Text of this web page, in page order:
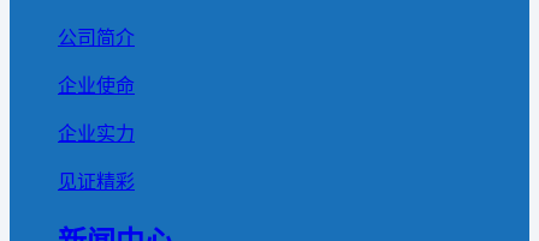
公司简介
企业使命
企业实力
见证精彩